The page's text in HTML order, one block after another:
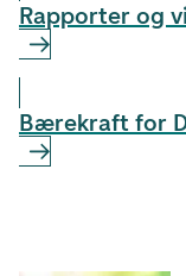
Rapporter og
Bærekraft for